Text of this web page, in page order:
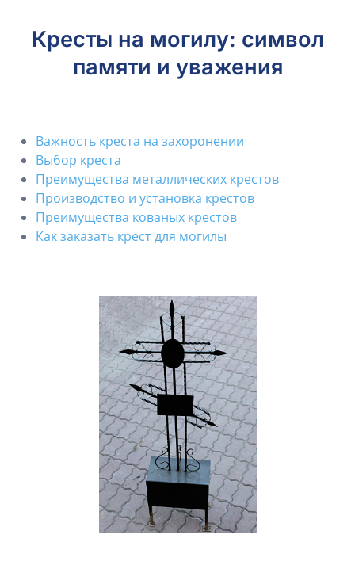
Кресты на могилу: символ
памяти и уважения
Важность креста на захоронении
Выбор креста
Преимущества металлических крестов
Производство и установка крестов
Преимущества кованых крестов
Как заказать крест для могилы